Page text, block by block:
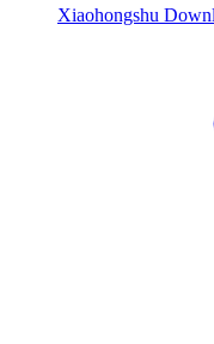
Xiaohongshu